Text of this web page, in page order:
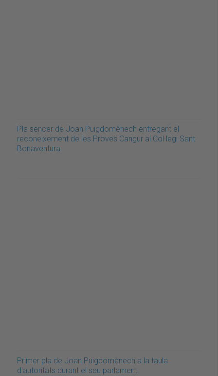
Pla sencer de Joan Puigdomènech entregant el
reconeixement de les Proves Cangur al Col·legi Sant
Bonaventura.
Primer pla de Joan Puigdomènech a la taula
d'autoritats durant el seu parlament.